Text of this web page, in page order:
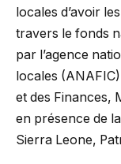
locales d’avoir
travers le fonds
par l’agence
locales
et des Finances,
en présence de
Sierra Leone,